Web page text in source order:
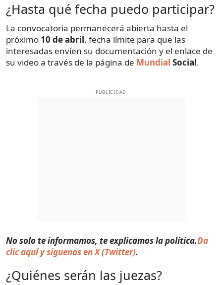
¿Hasta qué fecha puedo participar?
La convocatoria permanecerá abierta hasta el
próximo 10 de abril, fecha límite para que las
interesadas envíen su documentación y el enlace de
su video a través de la página de Mundial Social.
PUBLICIDAD
​​No solo te informamos, te explicamos la política.Da
clic aquí y siguenos en X (Twitter).
¿Quiénes serán las juezas?